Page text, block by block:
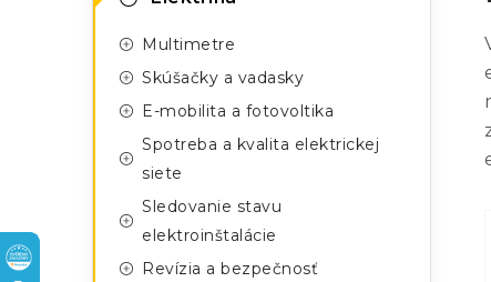
a
Multimetre
Skúšačky a vadasky
E-mobilita a fotovoltika
Spotreba a kvalita elektrickej
siete
Sledovanie stavu
elektroinštalácie
Revízia a bezpečnosť